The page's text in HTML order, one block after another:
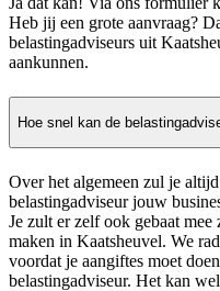
Heb jij een grote aanvraag?
belastingadviseurs uit
aankunnen.
Hoe snel kan de
Over het algemeen zul je
belastingadviseur jouw
Je zult er zelf ook gebaat
maken in Kaatsheuvel. We
voordat je aangiftes moet
belastingadviseur. Het kan